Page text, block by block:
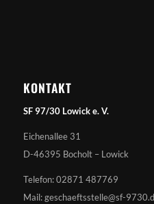
KONTAKT
SF 97/30 Lowick e. V.
Eichenallee 31
D-46395 Bocholt – Lowick
Telefon: 02871 487769
Mail: geschaeftsstelle@sf-